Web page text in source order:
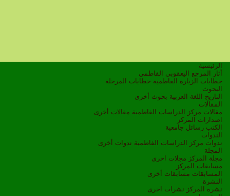
الرئيسية
أثار المرجع اليعقوبي الفاطمي
خطابات الزيارة الفاطمية خطابات المرحلة
البحوث
التاريخ
اللغة العربية بحوث أخرى
المقالات
مقالات مركز الدراسات الفاطمية مقالات أخرى
اصدارات المركز
الكتب رسائل جامعية
الندوات
ندوات مركز الدراسات الفاطمية ندوات أخرى
المجلة
مجلة المركز مجلات اخرى
مسابقات المركز
المسابقات مسابقات أخرى
النشرة
نشرة المركز نشرات اخرى